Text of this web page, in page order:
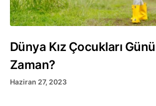
Dünya Kız Çocukları
Zaman?
Haziran 27, 2023